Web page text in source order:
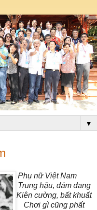
▼
Phụ nữ Việt Nam
Trung hậu, đảm đang
Kiên cường, bất khuất
Chơi gì cũng phất